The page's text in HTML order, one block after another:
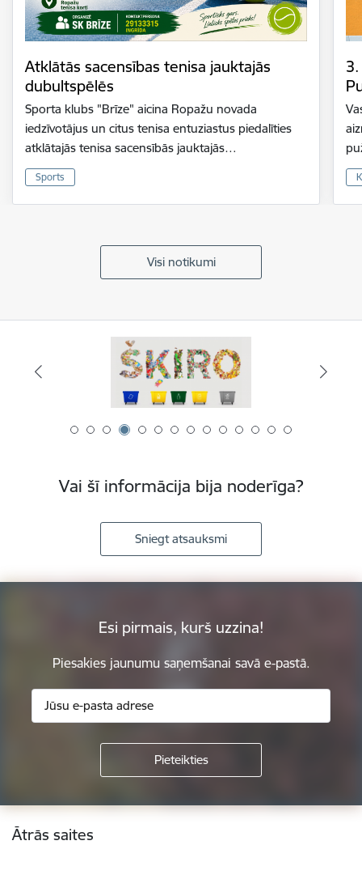
Atklātās sacensības tenisa jauktajās
dubultspēlēs
Sporta klubs "Brīze" aicina Ropažu novada
iedzīvotājus un citus tenisa entuziastus piedalīties
atklātajās tenisa sacensībās jauktajās…
Sports
Visi notikumi
Vai šī informācija bija noderīga?
Sniegt atsauksmi
Esi pirmais, kurš uzzina!
Piesakies jaunumu saņemšanai savā e-pastā.
Kājene
Ātrās saites